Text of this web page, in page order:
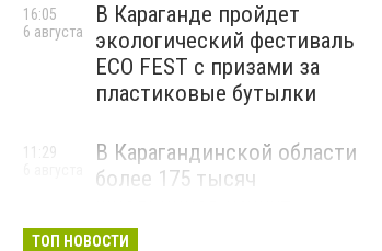
В Караганде пройдет
экологический фестиваль
ECO FEST с призами за
пластиковые бутылки
16:05
6 августа
В Карагандинской области
более 175 тысяч
учебный год 1 сентября
11:29
ТОП НОВОСТИ